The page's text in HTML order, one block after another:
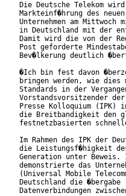
Die Deutsche Telekom
Markteinf�hrung des
Unternehmen am
in Deutschland mit der
Damit wird die von der
Post geforderte
Bev�lkerung deutlich
�Ich bin fest davon
bringen werden, wie dies
Standards in der
Vorstandsvorsitzender
Presse Kolloquium (IPK)
die Breitbandigkeit den
festnetzbasierten
Im Rahmen des IPK der
die Leistungsf�higkeit
Generation unter
demonstrierte das
(Universal Mobile
Deutschland die
Datenverbindungen